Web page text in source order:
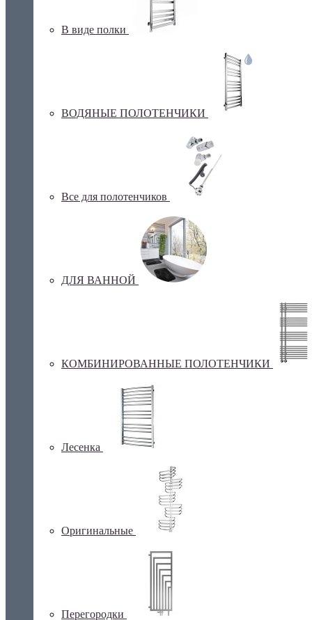
В виде полки
ВОДЯНЫЕ ПОЛОТЕНЧИКИ
Все для полотенчиков
ДЛЯ ВАННОЙ
КОМБИНИРОВАННЫЕ ПОЛОТЕНЧИКИ
Лесенка
Оригинальные
Перегородки